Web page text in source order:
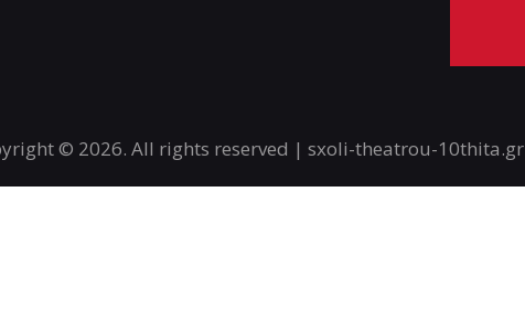
t
e
© 2026. All rights reserved | sxoli-theatrou-10thita.gr